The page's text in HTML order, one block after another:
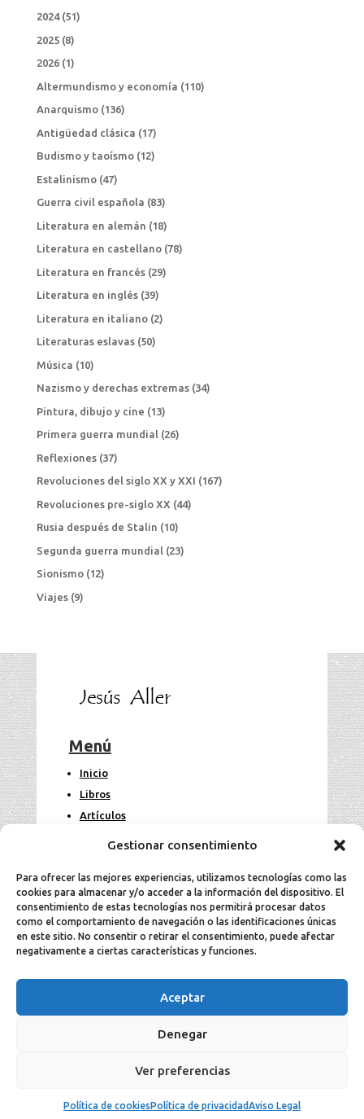
Gestionar consentimiento
Para ofrecer las mejores experiencias, utilizamos tecnologías como las
cookies para almacenar y/o acceder a la información del dispositivo. El
consentimiento de estas tecnologías nos permitirá procesar datos
como el comportamiento de navegación o las identificaciones únicas
en este sitio. No consentir o retirar el consentimiento, puede afectar
negativamente a ciertas características y funciones.
Aceptar
Denegar
Ver preferencias
Política de cookiesPolítica de privacidadAviso Legal
2024(51)
2025(8)
2026(1)
Altermundismo y economía (110)
Anarquismo(136)
Antigüedad clásica (17)
Budismo y taoísmo(12)
Estalinismo(47)
Guerra civil española (83)
Literatura en alemán (18)
Literatura en castellano(78)
Literatura en francés(29)
Literatura en inglés(39)
Literatura en italiano(2)
Literaturas eslavas(50)
Música (10)
Nazismo y derechas extremas(34)
Pintura, dibujo y cine (13)
Primera guerra mundial(26)
Reflexiones(37)
Revoluciones del siglo XX y XXI (167)
Revoluciones pre-siglo XX (44)
Rusia después de Stalin (10)
Segunda guerra mundial (23)
Sionismo(12)
Viajes(9)
Menú
Inicio
Libros
Artículos
Legal
Aviso Legal
Política de privacidad
reservados ©.